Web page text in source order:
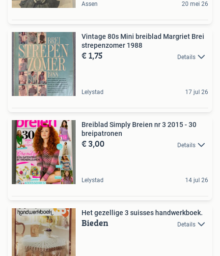
Assen 20 mei 26
Vintage 80s Mini breiblad Margriet Brei
strepenzomer 1988
€ 1,75 Details
Lelystad 17 jul 26
Breiblad Simply Breien nr 3 2015 - 30
breipatronen
€ 3,00 Details
Lelystad 14 jul 26
Het gezellige 3 suisses handwerkboek.
Bieden Details